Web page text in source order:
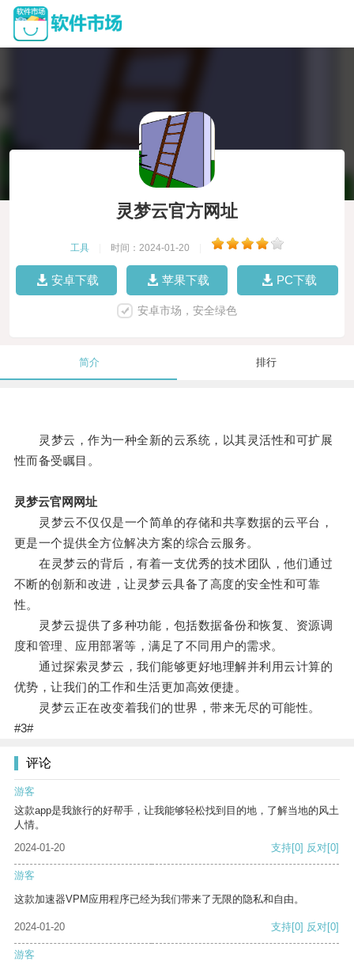
灵梦云官方网址
工具 时间：2024-01-20
安卓下载 苹果下载 PC下载
安卓市场，安全绿色
简介 排行
灵梦云，作为一种全新的云系统，以其灵活性和可扩展
性而备受瞩目。
灵梦云官网网址
灵梦云不仅仅是一个简单的存储和共享数据的云平台，
更是一个提供全方位解决方案的综合云服务。
在灵梦云的背后，有着一支优秀的技术团队，他们通过
不断的创新和改进，让灵梦云具备了高度的安全性和可靠
性。
灵梦云提供了多种功能，包括数据备份和恢复、资源调
度和管理、应用部署等，满足了不同用户的需求。
通过探索灵梦云，我们能够更好地理解并利用云计算的
优势，让我们的工作和生活更加高效便捷。
灵梦云正在改变着我们的世界，带来无尽的可能性。
#3#
评论
游客
这款app是我旅行的好帮手，让我能够轻松找到目的地，了解当地的风土
人情。
2024-01-20
支持[0] 反对[0]
游客
这款加速器VPM应用程序已经为我们带来了无限的隐私和自由。
2024-01-20 支持[0] 反对[0]
游客